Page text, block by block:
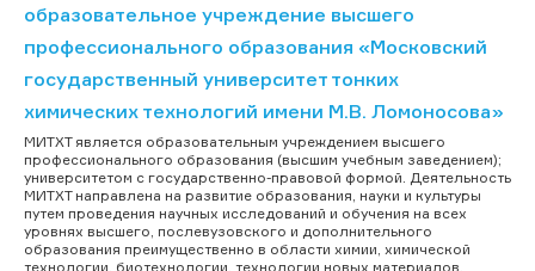
образовательное учреждение высшего
профессионального образования «Московский
государственный университет тонких
химических технологий имени М.В. Ломоносова»
МИТХТ является образовательным учреждением высшего
профессионального образования (высшим учебным заведением);
университетом с государственно-правовой формой. Деятельность
МИТХТ направлена на развитие образования, науки и культуры
путем проведения научных исследований и обучения на всех
уровнях высшего, послевузовского и дополнительного
образования преимущественно в области химии, химической
технологии, биотехнологии, технологии новых материалов,